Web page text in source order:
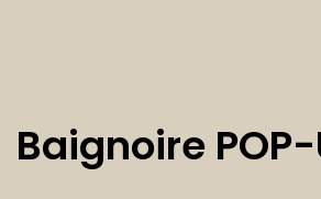
Baignoire POP-